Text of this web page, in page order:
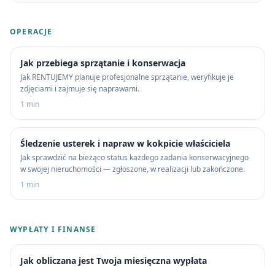
OPERACJE
Jak przebiega sprzątanie i konserwacja
Jak RENTUJEMY planuje profesjonalne sprzątanie, weryfikuje je
zdjęciami i zajmuje się naprawami.
1 min
Śledzenie usterek i napraw w kokpicie właściciela
Jak sprawdzić na bieżąco status każdego zadania konserwacyjnego
w swojej nieruchomości — zgłoszone, w realizacji lub zakończone.
1 min
WYPŁATY I FINANSE
Jak obliczana jest Twoja miesięczna wypłata